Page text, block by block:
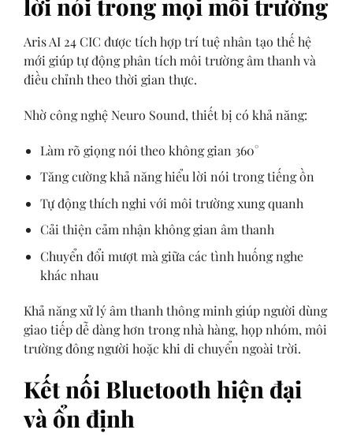
lời nói trong mọi môi trường
Aris AI 24 CIC được tích hợp trí tuệ nhân tạo thế hệ
mới giúp tự động phân tích môi trường âm thanh và
điều chỉnh theo thời gian thực.
Nhờ công nghệ Neuro Sound, thiết bị có khả năng:
Làm rõ giọng nói theo không gian 360°
Tăng cường khả năng hiểu lời nói trong tiếng ồn
Tự động thích nghi với môi trường xung quanh
Cải thiện cảm nhận không gian âm thanh
Chuyển đổi mượt mà giữa các tình huống nghe
khác nhau
Khả năng xử lý âm thanh thông minh giúp người dùng
giao tiếp dễ dàng hơn trong nhà hàng, họp nhóm, môi
trường đông người hoặc khi di chuyển ngoài trời.
Kết nối Bluetooth hiện đại
và ổn định